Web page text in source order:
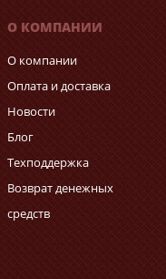
О КОМПАНИИ
О компании
Оплата и доставка
Новости
Блог
Техподдержка
Возврат денежных
средств